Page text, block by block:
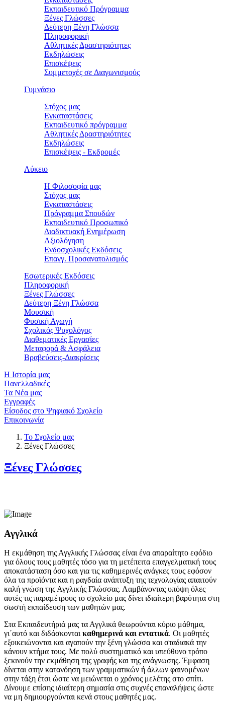
Εκπαιδευτικό Πρόγραμμα
Ξένες Γλώσσες
Δεύτερη Ξένη Γλώσσα
Πληροφορική
Αθλητικές Δραστηριότητες
Εκδηλώσεις
Επισκέψεις
Συμμετοχές σε Διαγωνισμούς
Γυμνάσιο
Στόχος μας
Εγκαταστάσεις
Εκπαιδευτικό πρόγραμμα
Αθλητικές Δραστηριότητες
Εκδηλώσεις
Επισκέψεις - Εκδρομές
Λύκειο
Η Φιλοσοφία μας
Στόχος μας
Εγκαταστάσεις
Πρόγραμμα Σπουδών
Εκπαιδευτικό Προσωπικό
Διαδικτυακή Ενημέρωση
Αξιολόγηση
Ενδοσχολικές Εκδόσεις
Επαγγ. Προσανατολισμός
Εσωτερικές Εκδόσεις
Πληροφορική
Ξένες Γλώσσες
Δεύτερη Ξένη Γλώσσα
Μουσική
Φυσική Αγωγή
Σχολικός Ψυχολόγος
Διαθεματικές Εργασίες
Μεταφορά & Ασφάλεια
Βραβεύσεις-Διακρίσεις
Η Ιστορία μας
Πανελλαδικές
Τα Νέα μας
Εγγραφές
Είσοδος στο Ψηφιακό Σχολείο
Επικοινωνία
Το Σχολείο μας
Ξένες Γλώσσες
Ξένες Γλώσσες
Αγγλικά
Η εκμάθηση της Αγγλικής Γλώσσας είναι ένα απαραίτητο εφόδιο
για όλους τους μαθητές τόσο για τη μετέπειτα επαγγελματική τους
αποκατάσταση όσο και για τις καθημερινές ανάγκες τους εφόσον
όλα τα προϊόντα και η ραγδαία ανάπτυξη της τεχνολογίας απαιτούν
καλή γνώση της Αγγλικής Γλώσσας. Λαμβάνοντας υπόψη όλες
αυτές τις παραμέτρους το σχολείο μας δίνει ιδιαίτερη βαρύτητα στη
σωστή εκπαίδευση των μαθητών μας.
Στα Εκπαιδευτήριά μας τα Αγγλικά θεωρούνται κύριο μάθημα,
γι΄αυτό και διδάσκονται καθημερινά και εντατικά. Οι μαθητές
εξοικειώνονται και αγαπούν την ξένη γλώσσα και σταδιακά την
κάνουν κτήμα τους. Με πολύ συστηματικό και υπεύθυνο τρόπο
ξεκινούν την εκμάθηση της γραφής και της ανάγνωσης. Έμφαση
δίνεται στην κατανόηση των γραμματικών ή άλλων φαινομένων
στην τάξη έτσι ώστε να μειώνεται ο χρόνος μελέτης στο σπίτι.
Δίνουμε επίσης ιδιαίτερη σημασία στις συχνές επαναλήψεις ώστε
να μη δημιουργούνται κενά στους μαθητές μας.